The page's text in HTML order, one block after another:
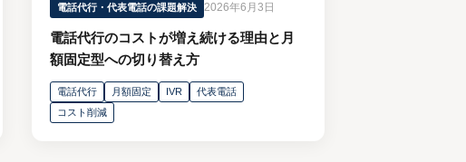
電話代行・代表電話の課題解決 2026年6月3日
電話代行のコストが増え続ける理由と月
額固定型への切り替え方
電話代行 月額固定 IVR
代表電話
コスト削減